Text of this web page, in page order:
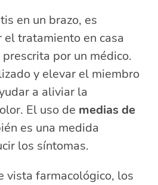
en un brazo, es
el tratamiento en casa
por un médico.
y elevar el miembro
a aliviar la
El uso de medias de
es una medida
los síntomas.
vista farmacológico, los